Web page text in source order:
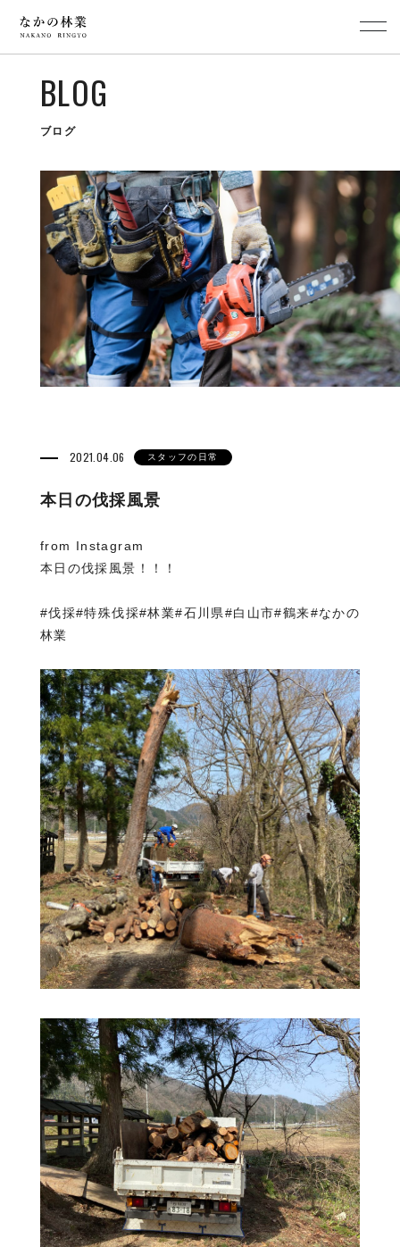
BLOG
ブログ
2021.04.06 スタッフの日常
本日の伐採風景
from Instagram
本日の伐採風景！！！
#伐採#特殊伐採#林業#石川県#白山市#鶴来#なかの
林業